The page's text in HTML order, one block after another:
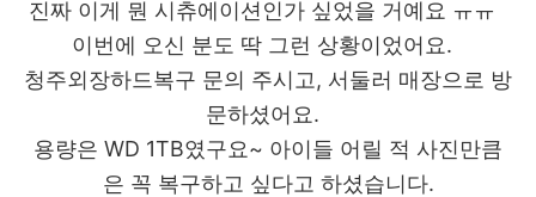
진짜 이게 뭔 시츄에이션인가 싶었을 거예요 ㅠㅠ
이번에 오신 분도 딱 그런 상황이었어요.
청주외장하드복구 문의 주시고, 서둘러 매장으로 방
문하셨어요.
용량은 WD 1TB였구요~ 아이들 어릴 적 사진만큼
은 꼭 복구하고 싶다고 하셨습니다.